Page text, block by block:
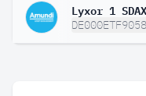
Lyxor 1
DE000ETF9058